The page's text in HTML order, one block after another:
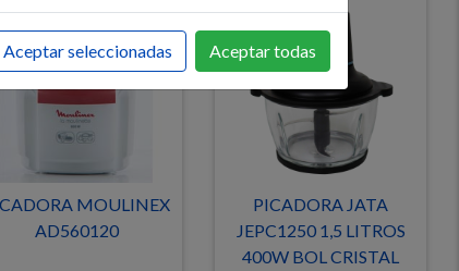
MOULINEX
AD560120
PICADORA JATA
JEPC1250 1,5 LITROS
400W BOL CRISTAL
Aceptar seleccionadas Aceptar todas